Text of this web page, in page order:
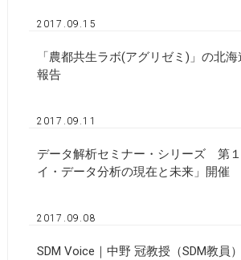
2017.09.15
「農都共生ラボ(アグリゼミ)」の北
報告
2017.09.11
データ解析セミナー・シリーズ 第
イ・データ分析の現在と未来」開催
2017.09.08
SDM Voice｜中野 冠教授（SDM教員